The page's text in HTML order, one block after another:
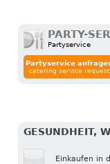
PARTY-
Partyservice
Partyservice
catering service request
GESUNDHEIT,
Einkaufen in